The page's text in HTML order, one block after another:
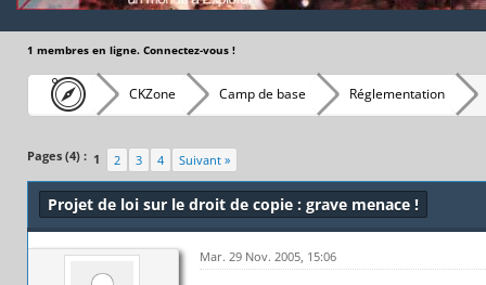
1 membres en ligne. Connectez-vous !
CKZone Camp de base Réglementation
Pages (4) : 1 2 3 4 Suivant »
Projet de loi sur le droit de copie : grave menace !
Mar. 29 Nov. 2005, 15:06